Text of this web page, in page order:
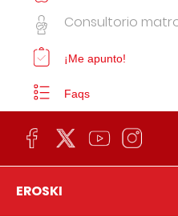
Consultorio
¡Me apunto!
Faqs
EROSKI